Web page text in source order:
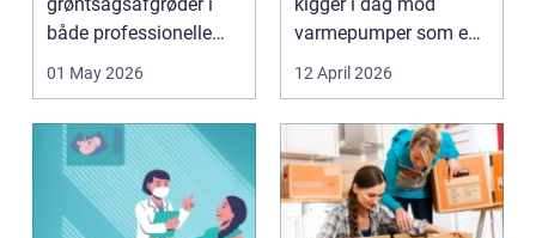
grøntsagsafgrøder i
både professionelle
køkkenhaver og større
01 May 2026
kigger i dag mod
varmepumper som en
vej til lavere
12 April 2026